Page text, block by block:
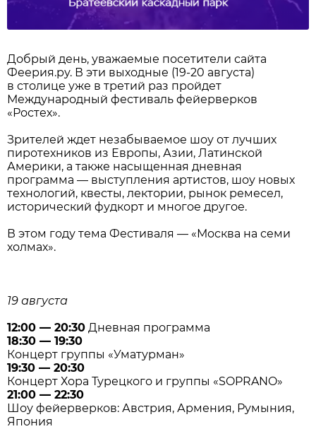
Добрый день, уважаемые посетители сайта
Феерия.ру. В эти выходные (19-20 августа)
в столице уже в третий раз пройдет
Международный фестиваль фейерверков
«Ростех».
Зрителей ждет незабываемое шоу от лучших
пиротехников из Европы, Азии, Латинской
Америки, а также насыщенная дневная
программа — выступления артистов, шоу новых
технологий, квесты, лектории, рынок ремесел,
исторический фудкорт и многое другое.
В этом году тема Фестиваля — «Москва на семи
холмах».
19 августа
12:00 — 20:30 Дневная программа
18:30 — 19:30
Концерт группы «Уматурман»
19:30 — 20:30
Концерт Хора Турецкого и группы «SOPRANO»
21:00 — 22:30
Шоу фейерверков: Австрия, Армения, Румыния,
Япония